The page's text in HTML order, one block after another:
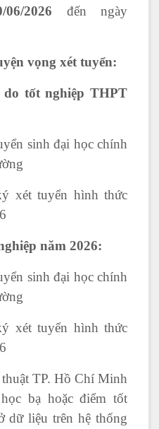
06/2026 đến ngày
vọng xét tuyển:
tốt nghiệp THPT
sinh đại học chính
xét tuyển hình thức
năm 2026:
sinh đại học chính
xét tuyển hình thức
TP. Hồ Chí Minh
bạ hoặc điểm tốt
dữ liệu trên hệ thống